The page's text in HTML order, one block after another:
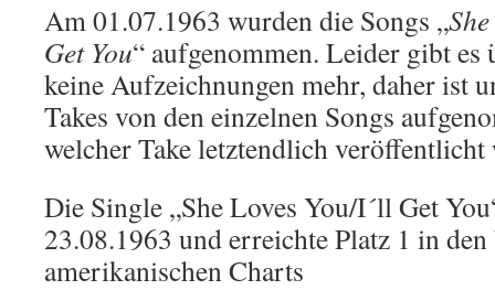
Am 01.07.1963 wurden die Songs „
Get You“ aufgenommen. Leider gibt es
keine Aufzeichnungen mehr, daher ist
Takes von den einzelnen Songs
welcher Take letztendlich veröffentlicht
Die Single „She Loves You/I´ll Get
23.08.1963 und erreichte Platz 1 in
amerikanischen Charts